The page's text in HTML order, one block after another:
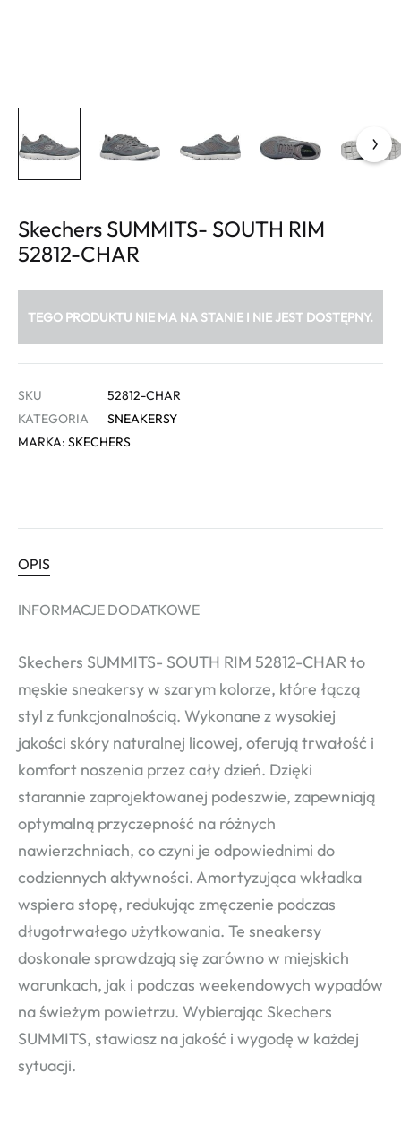
Skechers SUMMITS- SOUTH RIM
52812-CHAR
TEGO PRODUKTU NIE MA NA STANIE I NIE JEST DOSTĘPNY.
SKU
52812-CHAR
KATEGORIA
SNEAKERSY
MARKA: SKECHERS
OPIS
INFORMACJE DODATKOWE
Skechers SUMMITS- SOUTH RIM 52812-CHAR to
męskie sneakersy w szarym kolorze, które łączą
styl z funkcjonalnością. Wykonane z wysokiej
jakości skóry naturalnej licowej, oferują trwałość i
komfort noszenia przez cały dzień. Dzięki
starannie zaprojektowanej podeszwie, zapewniają
optymalną przyczepność na różnych
nawierzchniach, co czyni je odpowiednimi do
codziennych aktywności. Amortyzująca wkładka
wspiera stopę, redukując zmęczenie podczas
długotrwałego użytkowania. Te sneakersy
doskonale sprawdzają się zarówno w miejskich
warunkach, jak i podczas weekendowych wypadów
na świeżym powietrzu. Wybierając Skechers
SUMMITS, stawiasz na jakość i wygodę w każdej
sytuacji.